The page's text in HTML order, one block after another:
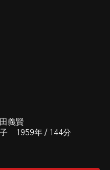
義賢
子 1959年 / 144分
たる時代状況を背景に 広